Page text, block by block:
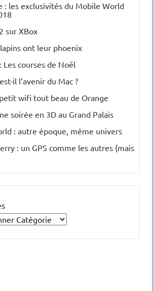
: les exclusivités du Mobile World
sur XBox
ont leur phoenix
Les courses de Noël
il l’avenir du Mac ?
wifi tout beau de Orange
soirée en 3D au Grand Palais
: autre époque, même univers
: un GPS comme les autres (mais